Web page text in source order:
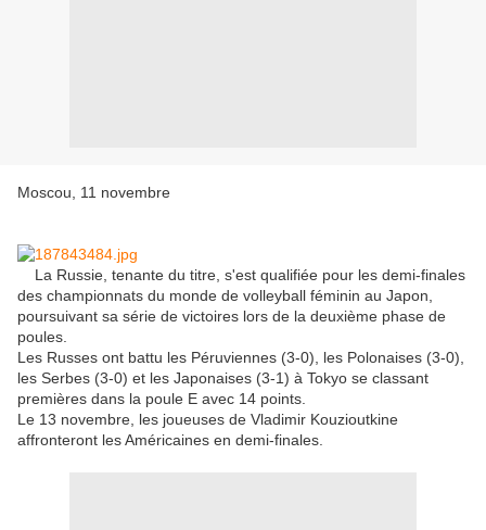
Moscou, 11 novembre
La Russie, tenante du titre, s'est qualifiée pour les demi-finales
des championnats du monde de volleyball féminin au Japon,
poursuivant sa série de victoires lors de la deuxième phase de
poules.
Les Russes ont battu les Péruviennes (3-0), les Polonaises (3-0),
les Serbes (3-0) et les Japonaises (3-1) à Tokyo se classant
premières dans la poule E avec 14 points.
Le 13 novembre, les joueuses de Vladimir Kouzioutkine
affronteront les Américaines en demi-finales.